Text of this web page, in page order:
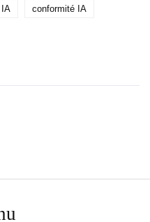
IA conformité IA